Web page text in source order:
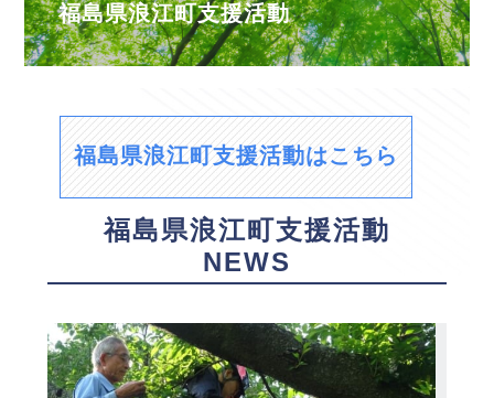
福島県浪江町支援活動
福島県浪江町支援活動はこちら
福島県浪江町支援活動
NEWS